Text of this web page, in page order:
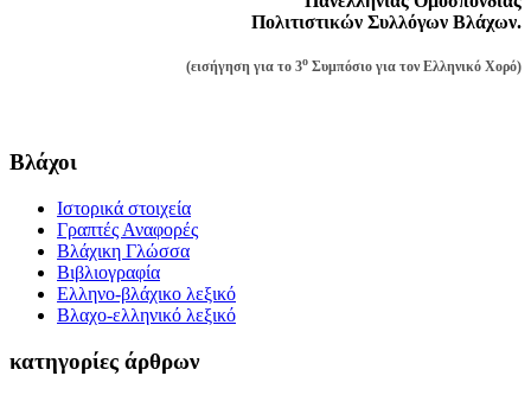
Πολιτιστικών Συλλόγων Βλάχων.
(εισήγηση για το 3ο Συμπόσιο για τον Ελληνικό Χορό)
Βλάχοι
Ιστορικά στοιχεία
Γραπτές Αναφορές
Βλάχικη Γλώσσα
Βιβλιογραφία
Ελληνο-βλάχικο λεξικό
Βλαχο-ελληνικό λεξικό
κατηγορίες άρθρων